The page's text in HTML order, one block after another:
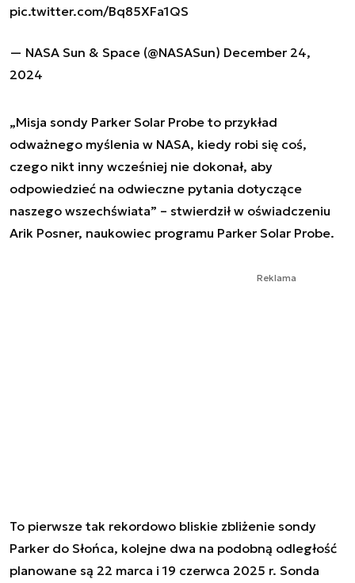
pic.twitter.com/Bq85XFa1QS
— NASA Sun & Space (@NASASun) December 24,
2024
„Misja sondy Parker Solar Probe to przykład
odważnego myślenia w NASA, kiedy robi się coś,
czego nikt inny wcześniej nie dokonał, aby
odpowiedzieć na odwieczne pytania dotyczące
naszego wszechświata” – stwierdził w oświadczeniu
Arik Posner, naukowiec programu Parker Solar Probe.
Reklama
To pierwsze tak rekordowo bliskie zbliżenie sondy
Parker do Słońca, kolejne dwa na podobną odległość
planowane są 22 marca i 19 czerwca 2025 r. Sonda